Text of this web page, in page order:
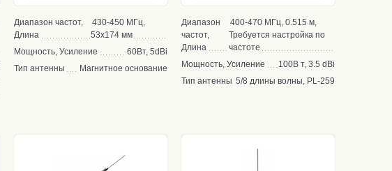
Диапазон частот,
Длина
430-450 МГц,
53х174 мм
Мощность, Усиление
60Вт, 5dBi
Тип антенны
Магнитное основание
Диапазон
частот,
Длина
400-470 МГц, 0.515 м,
Требуется настройка по
частоте
Мощность, Усиление
100В т, 3.5 dBi
Тип антенны 5/8 длины волны, PL-259